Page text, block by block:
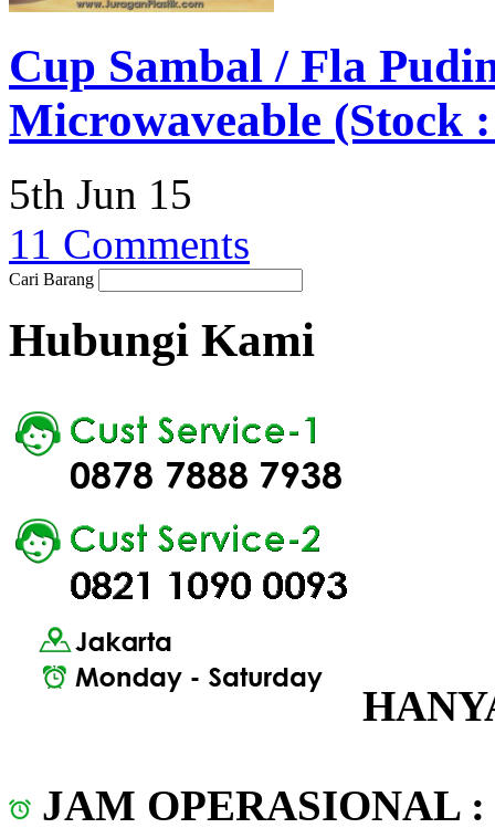
Cup Sambal / Fla
Microwaveable (Stock
5th Jun 15
11 Comments
Cari Barang
Hubungi Kami
JAM OPERASIONAL :